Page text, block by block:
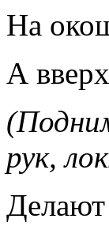
На
А
рук,